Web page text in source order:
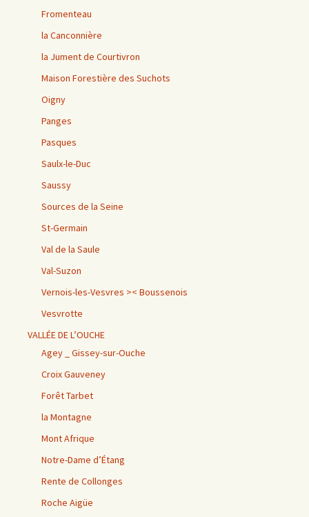
Fromenteau
la Canconnière
la Jument de Courtivron
Maison Forestière des Suchots
Oigny
Panges
Pasques
Saulx-le-Duc
Saussy
Sources de la Seine
St-Germain
Val de la Saule
Val-Suzon
Vernois-les-Vesvres >< Boussenois
Vesvrotte
VALLÉE DE L’OUCHE
Agey _ Gissey-sur-Ouche
Croix Gauveney
Forêt Tarbet
la Montagne
Mont Afrique
Notre-Dame d’Étang
Rente de Collonges
Roche Aigüe